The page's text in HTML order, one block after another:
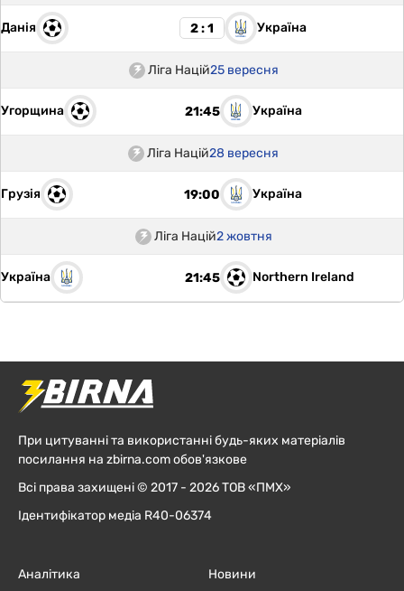
Данія 2 : 1 Україна
Ліга Націй25 вересня
Угорщина 21:45 Україна
Ліга Націй28 вересня
Грузія 19:00 Україна
Ліга Націй2 жовтня
Україна 21:45 Northern Ireland
При цитуванні та використанні будь-яких матеріалів
посилання на zbirna.com обов'язкове
Всі права захищені © 2017 - 2026 ТОВ «ПМХ»
Ідентифікатор медіа R40-06374
Аналітика
Новини